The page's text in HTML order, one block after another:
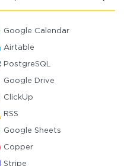
Google Calendar
Airtable
PostgreSQL
Google Drive
ClickUp
RSS
Google Sheets
Copper
Stripe